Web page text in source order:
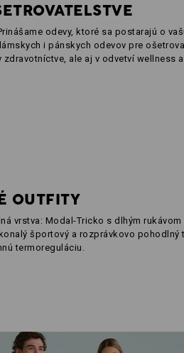
odevy, ktoré sa postarajú o
i pánskych odevov pre
ale aj v odvetví wellness
OUTFITY
vrstva: Modal-Tricko s dlhým rukávom
športový a rozprávkovo pohodlný
termoreguláciu.